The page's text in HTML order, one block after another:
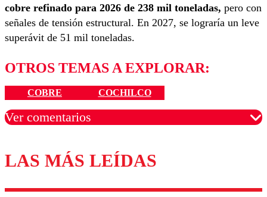
cobre refinado para 2026 de 238 mil toneladas, pero con
señales de tensión estructural. En 2027, se lograría un leve
superávit de 51 mil toneladas.
OTROS TEMAS A EXPLORAR:
COBRE COCHILCO
Ver comentarios
Los comentarios son moderados para garantizar un
diálogo respetuoso.
LAS MÁS LEÍDAS